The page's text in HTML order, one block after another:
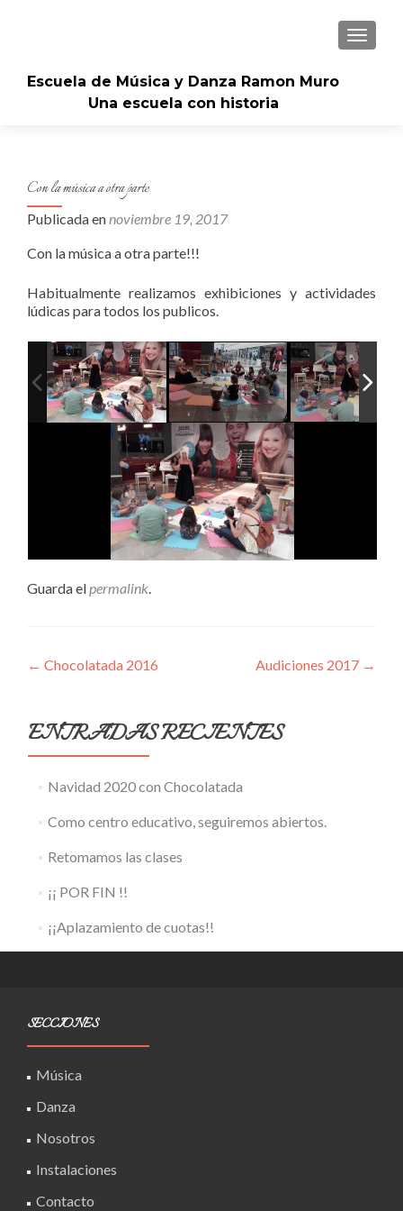
Escuela de Música y Danza Ramon Muro
Una escuela con historia
Con la música a otra parte
Publicada ennoviembre 19, 2017
Con la música a otra parte!!!
Habitualmente realizamos exhibiciones y actividades
lúdicas para todos los publicos.
Guarda elpermalink.
Navegación
entradas
← Chocolatada 2016 Audiciones 2017 →
ENTRADAS RECIENTES
Navidad 2020 con Chocolatada
Como centro educativo, seguiremos abiertos.
Retomamos las clases
¡¡ POR FIN !!
¡¡Aplazamiento de cuotas!!
SECCIONES
Música
Danza
Nosotros
Instalaciones
Contacto